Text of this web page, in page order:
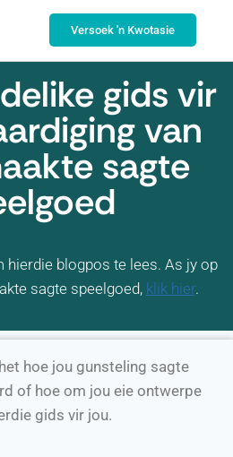
Versoek 'n Kwotasie
gids vir
van
sagte
hierdie blogpos te lees. As jy op
sagte speelgoed, klik hier.
hoe jou gunsteling sagte
of hoe om jou eie ontwerpe
gids vir jou.